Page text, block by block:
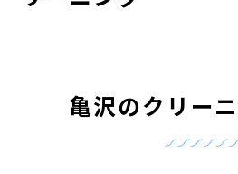
亀沢のクリー